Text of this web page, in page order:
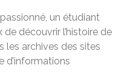
un étudiant
découvrir l’histoire de
les archives des sites
d’informations